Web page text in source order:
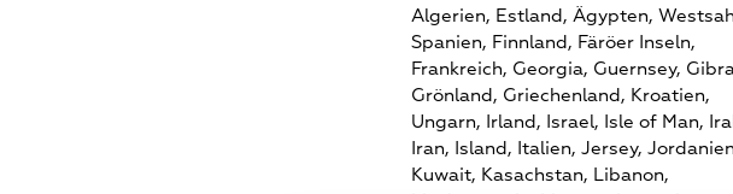
Algerien, Estland, Ägypten,
Spanien, Finnland, Färöer Inseln,
Frankreich, Georgia, Guernsey,
Grönland, Griechenland, Kroatien,
Ungarn,
Irland, Israel, Isle of Man,
Iran, Island, Italien, Jersey,
Kuwait, Kasachstan, Libanon,